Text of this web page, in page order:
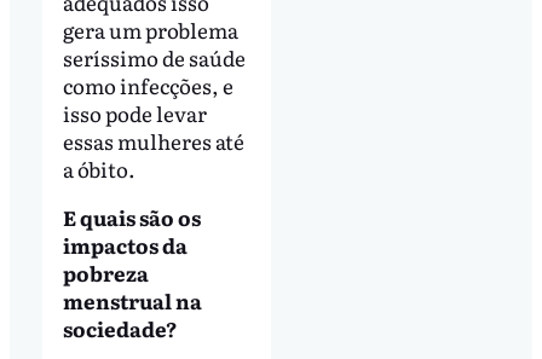
gera um problema
seríssimo de saúde
como infecções, e
isso pode levar
essas mulheres até
a óbito.
E quais são os
impactos da
pobreza
menstrual na
sociedade?